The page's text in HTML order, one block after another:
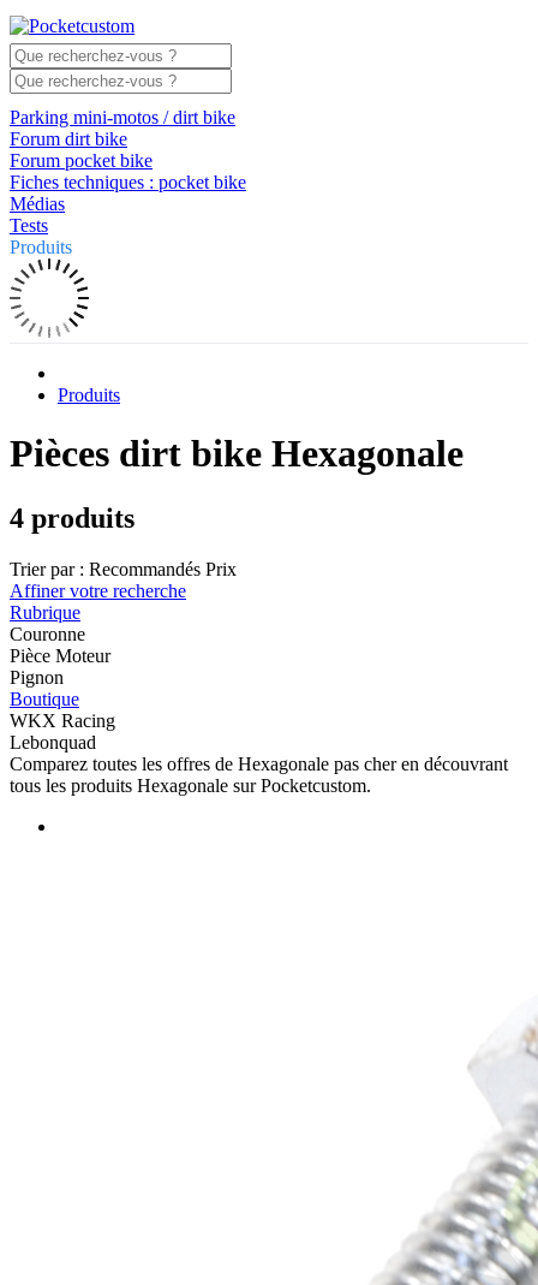
Parking mini-motos / dirt bike
Forum dirt bike
Forum pocket bike
Fiches techniques : pocket bike
Médias
Tests
Produits
Produits
Pièces dirt bike Hexagonale
4 produits
Trier par : Recommandés Prix
Affiner votre recherche
Rubrique
Couronne
Pièce Moteur
Pignon
Boutique
WKX Racing
Lebonquad
Comparez toutes les offres de Hexagonale pas cher en découvrant
tous les produits Hexagonale sur Pocketcustom.